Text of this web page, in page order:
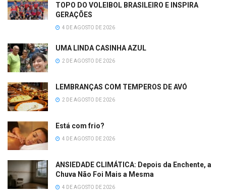
TOPO DO VOLEIBOL BRASILEIRO E INSPIRA
GERAÇÕES
4 DE AGOSTO DE 2026
UMA LINDA CASINHA AZUL
2 DE AGOSTO DE 2026
LEMBRANÇAS COM TEMPEROS DE AVÓ
2 DE AGOSTO DE 2026
Está com frio?
4 DE AGOSTO DE 2026
ANSIEDADE CLIMÁTICA: Depois da Enchente, a
Chuva Não Foi Mais a Mesma
4 DE AGOSTO DE 2026